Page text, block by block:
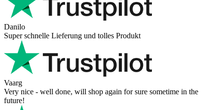
Danilo
Super schnelle Lieferung und tolles Produkt
Vaarg
Very nice - well done, will shop again for sure sometime in the
future!